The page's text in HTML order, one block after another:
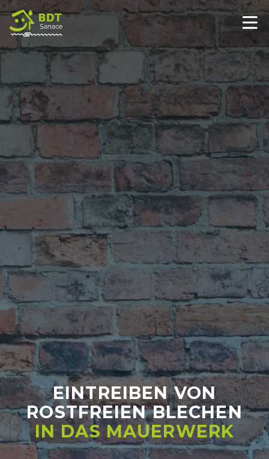
EINTREIBEN VON
ROSTFREIEN BLECHEN
IN DAS MAUERWERK